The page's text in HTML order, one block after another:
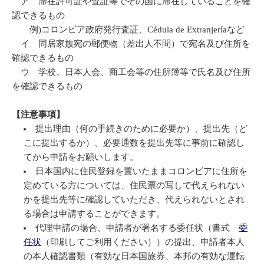
認できるもの
例)コロンビア政府発行査証、Cédula de Extranjeríaなど
イ 同居家族宛の郵便物（差出人不問）で宛名及び住所を
確認できるもの
ウ 学校、日本人会、商工会等の住所簿等で氏名及び住所
を確認できるもの
【注意事項】
提出理由（何の手続きのために必要か）、提出先（ど
こに提出するか）、必要通数を提出先等に事前に確認し
てから申請をお願いします。
日本国内に住民登録を置いたままコロンビアに住所を
定めている方については、住民票の写しで代えられない
かを提出先等に確認していただき、代えられないとされ
る場合は申請することができます。
代理申請の場合、申請者が署名する委任状（書式委
任状 （印刷してご利用ください））の提出、申請者本人
の本人確認書類（有効な日本国旅券、本邦の有効な運転